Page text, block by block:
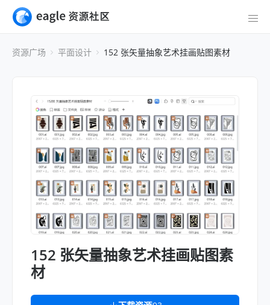
资源广场 平面设计 152 张矢量抽象艺术挂画贴图素材
152 张矢量抽象艺术挂画贴图素
材